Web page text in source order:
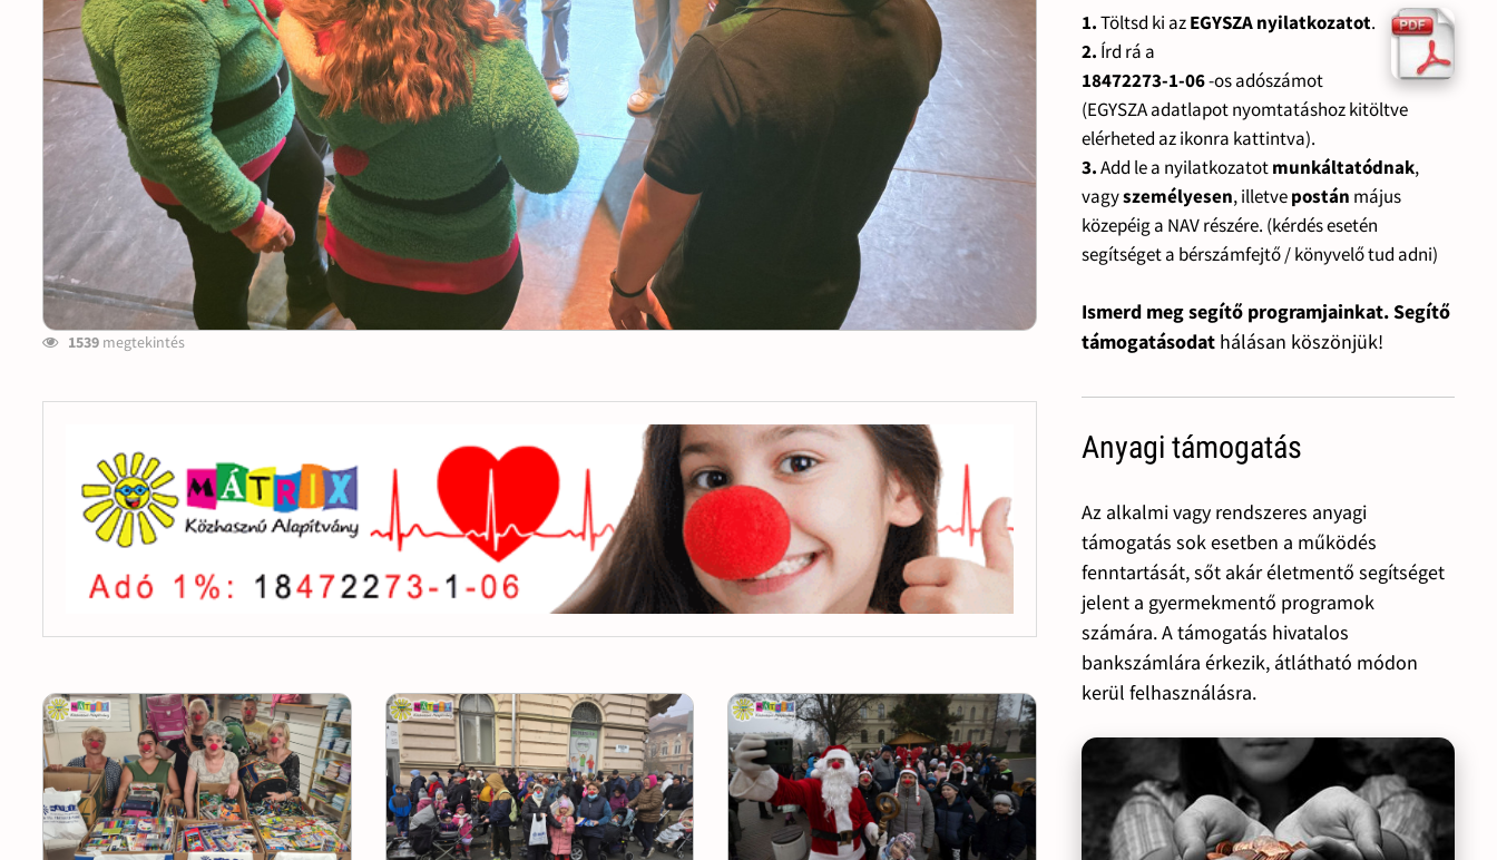
1539 megtekintés
1.Töltsd ki azEGYSZA nyilatkozatot.
2. Írd rá a
18472273-1-06-os adószámot
(EGYSZA adatlapot nyomtatáshoz kitöltve
elérheted az ikonra kattintva).
3.Add le a nyilatkozatotmunkáltatódnak,
vagyszemélyesen, illetvepostán május
közepéig a NAV részére. (kérdés esetén
segítséget a bérszámfejtő / könyvelő tud adni)
Ismerd meg segítő programjainkat. Segítő
támogatásodat hálásan köszönjük!
Anyagi támogatás
Az alkalmi vagy rendszeres anyagi
támogatás sok esetben a működés
fenntartását, sőt akár életmentő segítséget
jelent a gyermekmentő programok
számára. A támogatás hivatalos
bankszámlára érkezik, átlátható módon
kerül felhasználásra.